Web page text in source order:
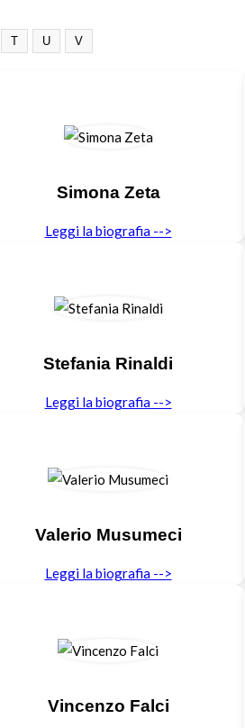
T U V
Simona Zeta
Leggi la biografia -->
Stefania Rinaldi
Leggi la biografia -->
Valerio Musumeci
Leggi la biografia -->
Vincenzo Falci